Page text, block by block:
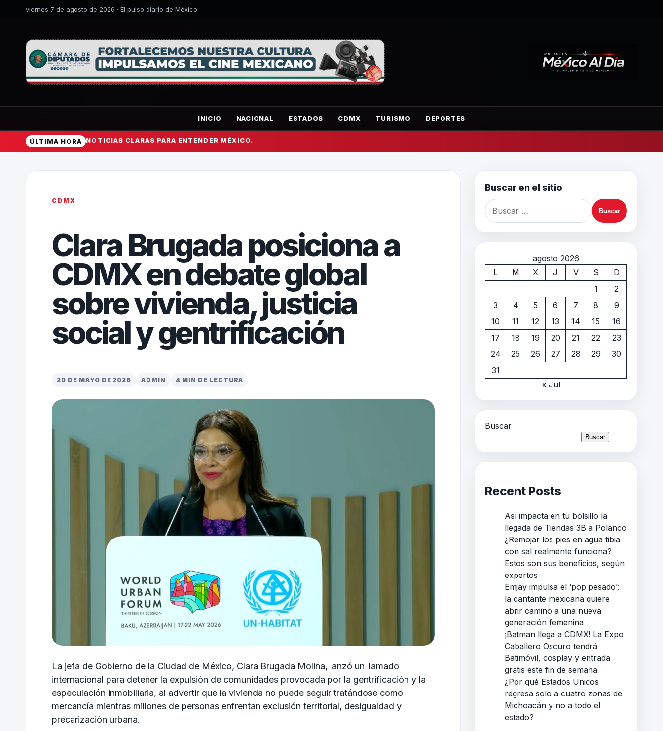
viernes 7 de agosto de 2026 · El pulso diario de México
INICIO NACIONAL ESTADOS CDMX TURISMO DEPORTES
ÚLTIMA HORA NOTICIAS CLARAS PARA ENTENDER MÉXICO.
CDMX
Clara Brugada posiciona a
CDMX en debate global
sobre vivienda, justicia
social y gentrificación
20 DE MAYO DE 2026 ADMIN 4 MIN DE LECTURA
La jefa de Gobierno de la Ciudad de México, Clara Brugada Molina, lanzó un llamado
internacional para detener la expulsión de comunidades provocada por la gentrificación y la
especulación inmobiliaria, al advertir que la vivienda no puede seguir tratándose como
mercancía mientras millones de personas enfrentan exclusión territorial, desigualdad y
precarización urbana.
Buscar en el sitio
agosto 2026
L
M X J V S
D
1
2
3
4 5 6 7 8
9
10
11 12 13 14 15
16
17
18 19 20 21 22
23
24
25 26 27 28 29
30
31
« Jul
Buscar
Buscar
Recent Posts
Así impacta en tu bolsillo la
llegada de Tiendas 3B a Polanco
¿Remojar los pies en agua tibia
con sal realmente funciona?
Estos son sus beneficios, según
expertos
Emjay impulsa el ‘pop pesado’:
la cantante mexicana quiere
abrir camino a una nueva
generación femenina
¡Batman llega a CDMX! La Expo
Caballero Oscuro tendrá
Batimóvil, cosplay y entrada
gratis este fin de semana
¿Por qué Estados Unidos
regresa solo a cuatro zonas de
Michoacán y no a todo el
estado?